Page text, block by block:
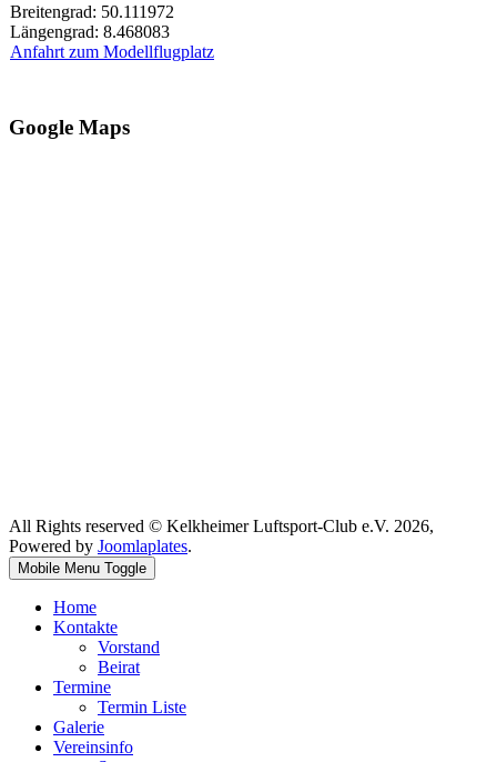
Breitengrad: 50.111972
Längengrad: 8.468083
Anfahrt zum Modellflugplatz
Google Maps
All Rights reserved © Kelkheimer Luftsport-Club e.V. 2026,
Powered by Joomlaplates.
Mobile Menu Toggle
Home
Kontakte
Vorstand
Beirat
Termine
Termin Liste
Galerie
Vereinsinfo